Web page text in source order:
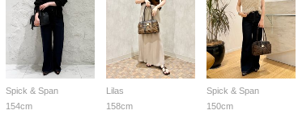
Spick & Span
154cm
Lilas
158cm
Spick & Span
150cm